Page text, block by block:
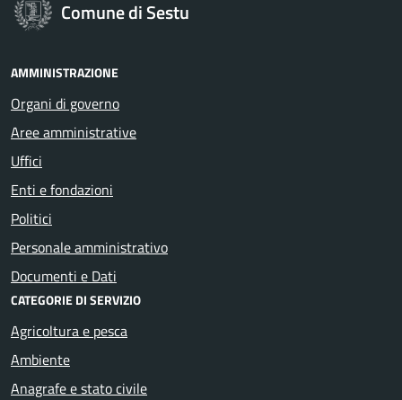
Comune di Sestu
AMMINISTRAZIONE
Organi di governo
Aree amministrative
Uffici
Enti e fondazioni
Politici
Personale amministrativo
Documenti e Dati
CATEGORIE DI SERVIZIO
Agricoltura e pesca
Ambiente
Anagrafe e stato civile